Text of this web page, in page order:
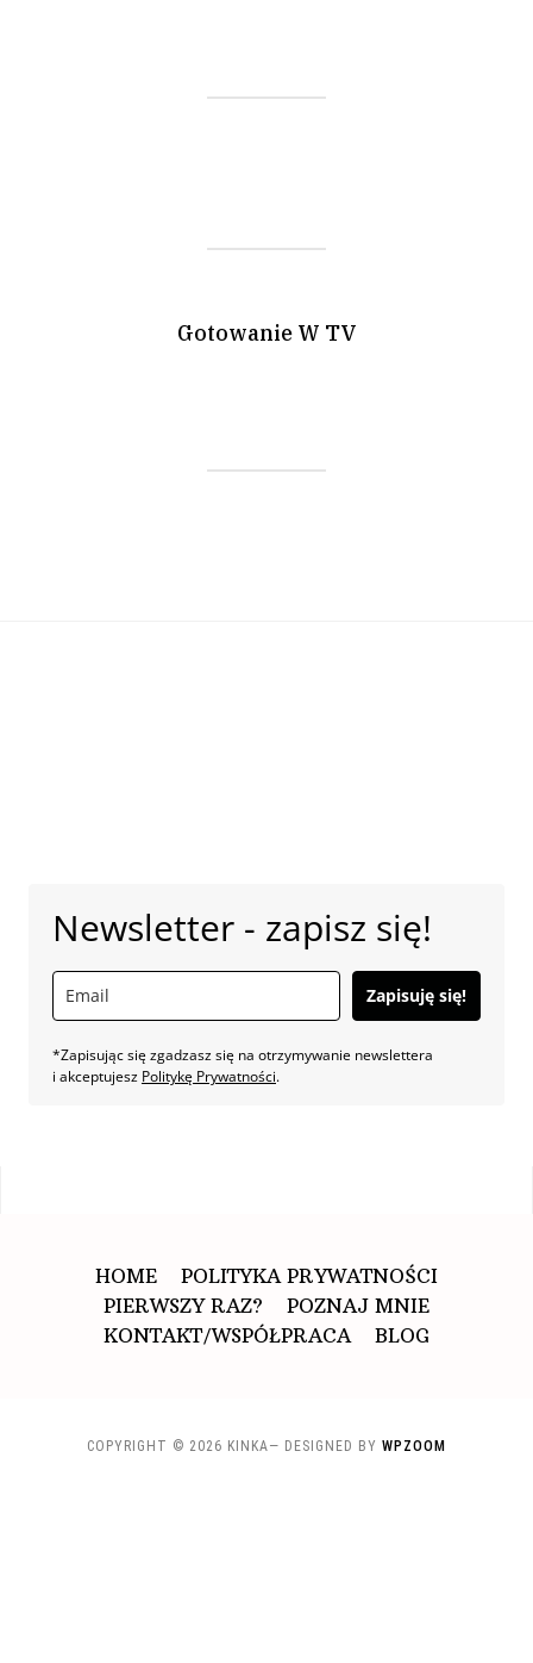
Gotowanie W TV
Newsletter - zapisz się!
Zapisuję się!
*Zapisując się zgadzasz się na otrzymywanie newslettera
i akceptujesz Politykę Prywatności.
HOME
POLITYKA PRYWATNOŚCI
PIERWSZY RAZ?
POZNAJ MNIE
KONTAKT/WSPÓŁPRACA
BLOG
COPYRIGHT © 2026 KINKA— DESIGNED BY WPZOOM